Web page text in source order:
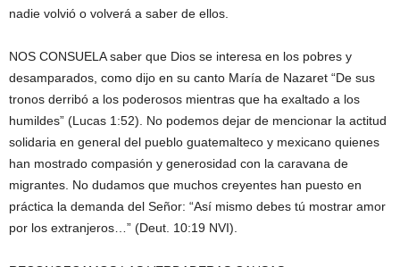
nadie volvió o volverá a saber de ellos.
NOS CONSUELA saber que Dios se interesa en los pobres y
desamparados, como dijo en su canto María de Nazaret “De sus
tronos derribó a los poderosos mientras que ha exaltado a los
humildes” (Lucas 1:52). No podemos dejar de mencionar la actitud
solidaria en general del pueblo guatemalteco y mexicano quienes
han mostrado compasión y generosidad con la caravana de
migrantes. No dudamos que muchos creyentes han puesto en
práctica la demanda del Señor: “Así mismo debes tú mostrar amor
por los extranjeros…” (Deut. 10:19 NVI).